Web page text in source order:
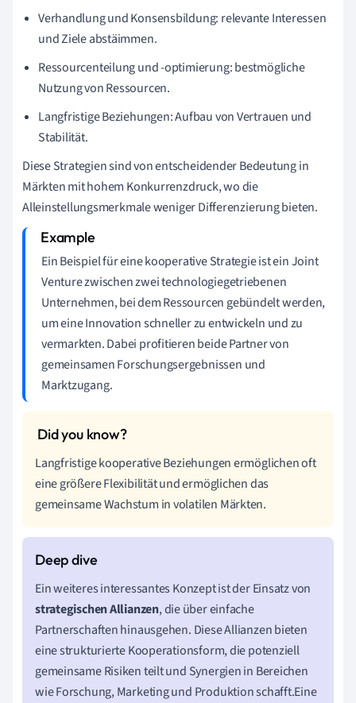
Verhandlung und Konsensbildung: relevante Interessen
und Ziele abstäimmen.
Ressourcenteilung und -optimierung: bestmögliche
Nutzung von Ressourcen.
Langfristige Beziehungen: Aufbau von Vertrauen und
Stabilität.
Diese Strategien sind von entscheidender Bedeutung in
Märkten mit hohem Konkurrenzdruck, wo die
Alleinstellungsmerkmale weniger Differenzierung bieten.
Ein Beispiel für eine kooperative Strategie ist ein Joint
Venture zwischen zwei technologiegetriebenen
Unternehmen, bei dem Ressourcen gebündelt werden,
um eine Innovation schneller zu entwickeln und zu
vermarkten. Dabei profitieren beide Partner von
gemeinsamen Forschungsergebnissen und
Marktzugang.
Langfristige kooperative Beziehungen ermöglichen oft
eine größere Flexibilität und ermöglichen das
gemeinsame Wachstum in volatilen Märkten.
Ein weiteres interessantes Konzept ist der Einsatz von
strategischen Allianzen, die über einfache
Partnerschaften hinausgehen. Diese Allianzen bieten
eine strukturierte Kooperationsform, die potenziell
gemeinsame Risiken teilt und Synergien in Bereichen
wie Forschung, Marketing und Produktion schafft.Eine